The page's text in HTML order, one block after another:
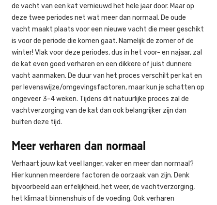
de vacht van een kat vernieuwd het hele jaar door. Maar op
deze twee periodes net wat meer dan normaal. De oude
vacht maakt plaats voor een nieuwe vacht die meer geschikt
is voor de periode die komen gaat. Namelijk de zomer of de
winter! Vlak voor deze periodes, dus in het voor- en najaar, zal
de kat even goed verharen en een dikkere of juist dunnere
vacht aanmaken. De duur van het proces verschilt per kat en
per levenswijze/omgevingsfactoren, maar kun je schatten op
ongeveer 3-4 weken. Tijdens dit natuurlijke proces zal de
vachtverzorging van de kat dan ook belangrijker zijn dan
buiten deze tijd.
Meer verharen dan normaal
Verhaart jouw kat veel langer, vaker en meer dan normaal?
Hier kunnen meerdere factoren de oorzaak van zijn. Denk
bijvoorbeeld aan erfelijkheid, het weer, de vachtverzorging,
het klimaat binnenshuis of de voeding. Ook verharen